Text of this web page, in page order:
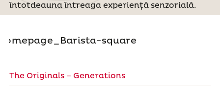
întotdeauna întreaga experiență senzorială.
The Originals – Generations